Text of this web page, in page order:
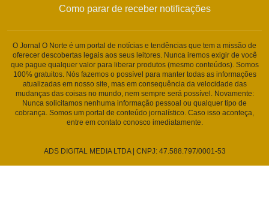
Como parar de receber notificações
O Jornal O Norte é um portal de notícias e tendências que tem a missão de
oferecer descobertas legais aos seus leitores. Nunca iremos exigir de você
que pague qualquer valor para liberar produtos (mesmo conteúdos). Somos
100% gratuitos. Nós fazemos o possível para manter todas as informações
atualizadas em nosso site, mas em consequência da velocidade das
mudanças das coisas no mundo, nem sempre será possível. Novamente:
Nunca solicitamos nenhuma informação pessoal ou qualquer tipo de
cobrança. Somos um portal de conteúdo jornalístico. Caso isso aconteça,
entre em contato conosco imediatamente.
ADS DIGITAL MEDIA LTDA | CNPJ: 47.588.797/0001-53